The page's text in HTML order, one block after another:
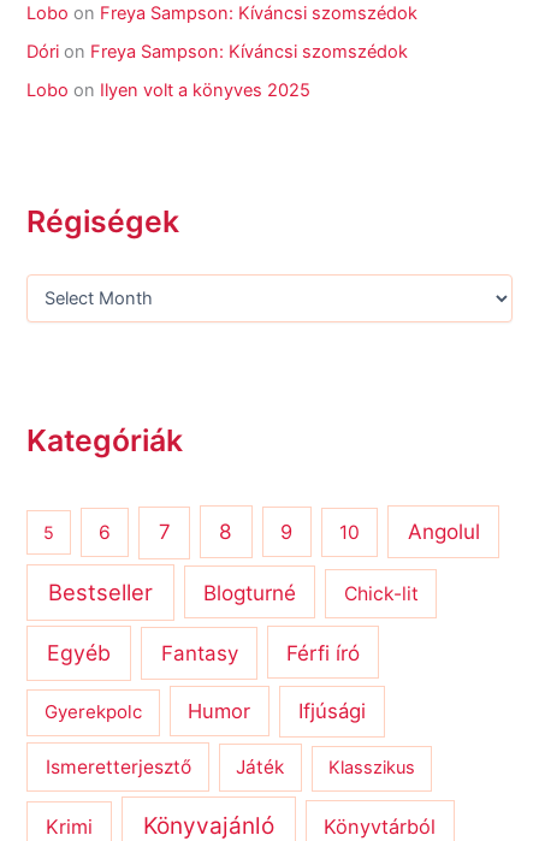
Lobo on Freya Sampson: Kíváncsi szomszédok
Dóri on Freya Sampson: Kíváncsi szomszédok
Lobo on Ilyen volt a könyves 2025
Régiségek
Kategóriák
5 6 7 8 9 10 Angolul
Bestseller Blogturné Chick-lit
Egyéb Fantasy Férfi író
Gyerekpolc Humor Ifjúsági
Ismeretterjesztő Játék Klasszikus
Krimi Könyvajánló Könyvtárból